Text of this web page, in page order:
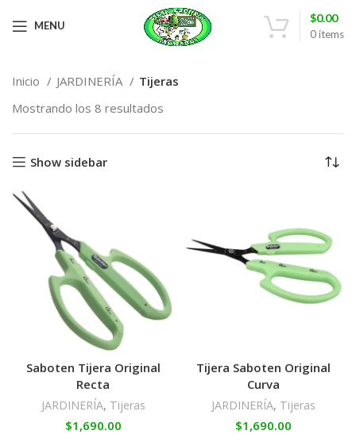
MENU
0items
$0.00
Inicio JARDINERÍA
Tijeras
Mostrando los 8 resultados
Show sidebar
Saboten Tijera Original
Recta
JARDINERÍA, Tijeras
$1,690.00
Tijera Saboten Original
Curva
JARDINERÍA, Tijeras
$1,690.00